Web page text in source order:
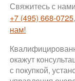
Свяжитесь с
+7 (495) 668-0725,
нам!
окажут
с покупкой,